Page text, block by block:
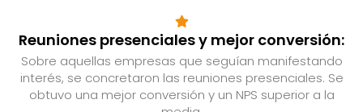
Reuniones presenciales y mejor conversión:
Sobre aquellas empresas que seguían manifestando
interés, se concretaron las reuniones presenciales. Se
obtuvo una mejor conversión y un NPS superior a la